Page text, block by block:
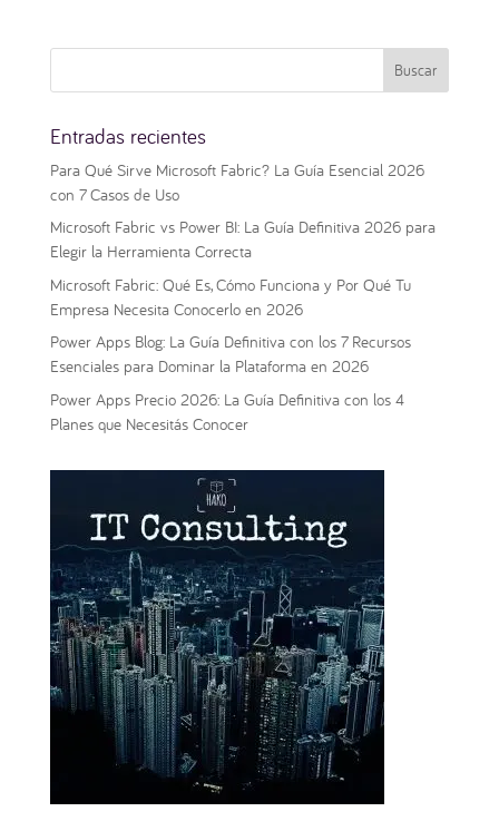
Entradas recientes
Para Qué Sirve Microsoft Fabric? La Guía Esencial 2026
con 7 Casos de Uso
Microsoft Fabric vs Power BI: La Guía Definitiva 2026 para
Elegir la Herramienta Correcta
Microsoft Fabric: Qué Es, Cómo Funciona y Por Qué Tu
Empresa Necesita Conocerlo en 2026
Power Apps Blog: La Guía Definitiva con los 7 Recursos
Esenciales para Dominar la Plataforma en 2026
Power Apps Precio 2026: La Guía Definitiva con los 4
Planes que Necesitás Conocer